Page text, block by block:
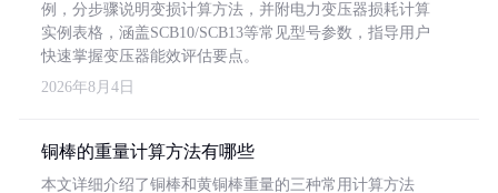
例，分步骤说明变损计算方法，并附电力变压器损耗计算
实例表格，涵盖SCB10/SCB13等常见型号参数，指导用户
快速掌握变压器能效评估要点。
2026年8月4日
铜棒的重量计算方法有哪些
本文详细介绍了铜棒和黄铜棒重量的三种常用计算方法